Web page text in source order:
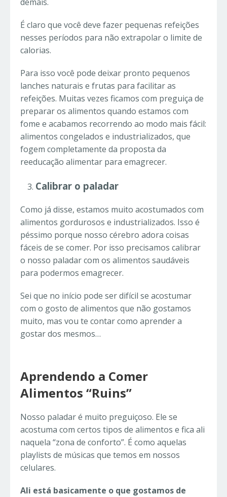
demais.
É claro que você deve fazer pequenas refeições
nesses períodos para não extrapolar o limite de
calorias.
Para isso você pode deixar pronto pequenos
lanches naturais e frutas para facilitar as
refeições. Muitas vezes ficamos com preguiça de
preparar os alimentos quando estamos com
fome e acabamos recorrendo ao modo mais fácil:
alimentos congelados e industrializados, que
fogem completamente da proposta da
reeducação alimentar para emagrecer.
Calibrar o paladar
Como já disse, estamos muito acostumados com
alimentos gordurosos e industrializados. Isso é
péssimo porque nosso cérebro adora coisas
fáceis de se comer. Por isso precisamos calibrar
o nosso paladar com os alimentos saudáveis
para podermos emagrecer.
Sei que no início pode ser difícil se acostumar
com o gosto de alimentos que não gostamos
muito, mas vou te contar como aprender a
gostar dos mesmos…
Aprendendo a Comer
Alimentos “Ruins”
Nosso paladar é muito preguiçoso. Ele se
acostuma com certos tipos de alimentos e fica ali
naquela “zona de conforto”. É como aquelas
playlists de músicas que temos em nossos
celulares.
Ali está basicamente o que gostamos de